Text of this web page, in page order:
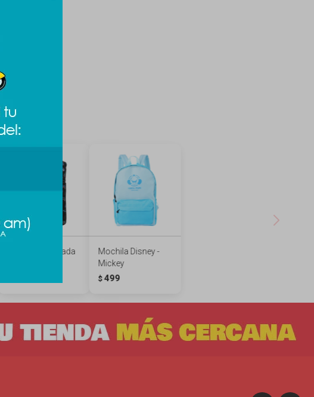
Mochila cuadrada
Mochila Disney -
Mickey
$ 499